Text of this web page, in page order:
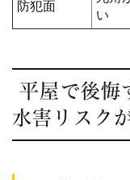
防犯面
い
平屋で後悔
水害リスク